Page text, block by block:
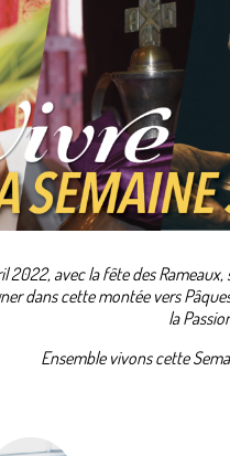
2022, avec la fête des Rameaux,
dans cette montée vers
la
Ensemble vivons cette